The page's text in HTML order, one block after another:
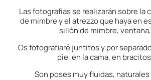
Las fotografías se realizarán sobre la
de mimbre y el atrezzo que haya en
sillón de mimbre,
Os fotografiaré juntitos y por
pie, en la cama, en
Son poses muy fluidas,